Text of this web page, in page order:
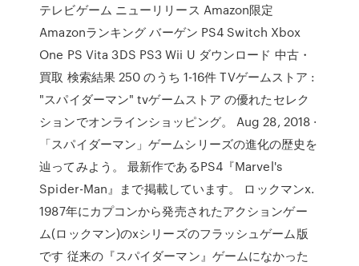
テレビゲーム ニューリリース Amazon限定
Amazonランキング バーゲン PS4 Switch Xbox
One PS Vita 3DS PS3 Wii U ダウンロード 中古・
買取 検索結果 250 のうち 1-16件 TVゲームストア :
"スパイダーマン" tvゲームストア の優れたセレク
ションでオンラインショッピング。 Aug 28, 2018 ·
「スパイダーマン」ゲームシリーズの進化の歴史を
辿ってみよう。 最新作であるPS4『Marvel's
Spider-Man』まで掲載しています。 ロックマンx.
1987年にカプコンから発売されたアクションゲー
ム(ロックマン)のxシリーズのフラッシュゲーム版
です 従来の『スパイダーマン』ゲームになかった